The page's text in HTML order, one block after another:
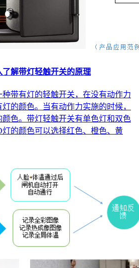
解带灯轻触开关的原理
带有灯的轻触开关，在没有动作力
的颜色。当有动作力实施的时候，
色。带灯轻触开关有单色灯和双色
的颜色可以选择红色、橙色、黄